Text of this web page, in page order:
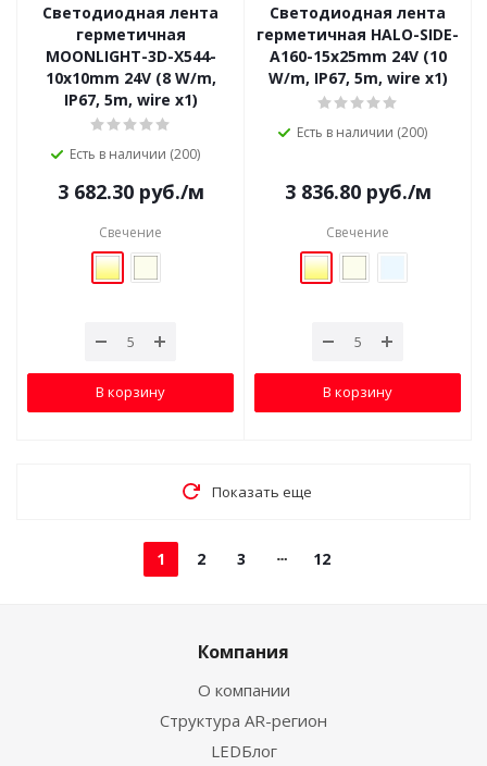
Светодиодная лента
герметичная
MOONLIGHT-3D-X544-
10x10mm 24V (8 W/m,
IP67, 5m, wire x1)
Есть в наличии (200)
3 682.30руб./м
Свечение
В корзину
Светодиодная лента
герметичная HALO-SIDE-
A160-15x25mm 24V (10
W/m, IP67, 5m, wire x1)
Есть в наличии (200)
3 836.80руб./м
Свечение
В корзину
Показать еще
1 2 3 12
Компания
О компании
Структура AR-регион
LEDБлог